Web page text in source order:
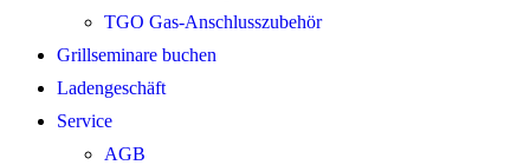
TGO Gas-Anschlusszubehör
Grillseminare buchen
Ladengeschäft
Service
AGB